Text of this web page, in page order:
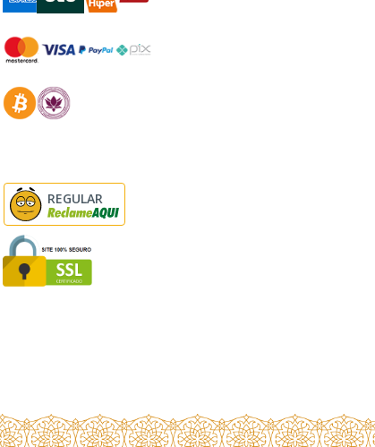
REGULAR